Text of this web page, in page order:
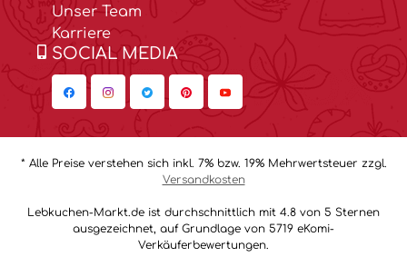
Unser Team
Karriere
SOCIAL MEDIA
* Alle Preise verstehen sich inkl. 7% bzw. 19% Mehrwertsteuer zzgl.
Versandkosten
Lebkuchen-Markt.de ist durchschnittlich mit 4.8 von 5 Sternen
ausgezeichnet, auf Grundlage von 5719 eKomi-
Verkäuferbewertungen.